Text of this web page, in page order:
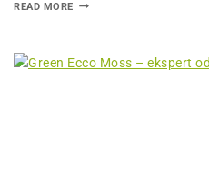
READ MORE